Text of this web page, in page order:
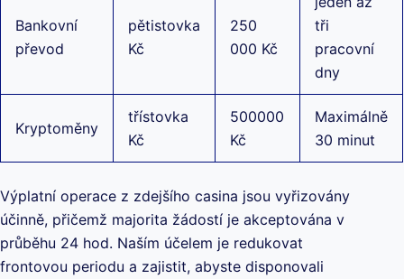
Bankovní
převod
pětistovka
Kč
250
000 Kč
tři
pracovní
dny
Kryptoměny
třístovka
Kč
500000
Kč
Maximálně
30 minut
Výplatní operace z zdejšího casina jsou vyřizovány
účinně, přičemž majorita žádostí je akceptována v
průběhu 24 hod. Naším účelem je redukovat
frontovou periodu a zajistit, abyste disponovali